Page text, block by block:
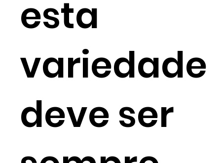
esta
variedade
deve ser